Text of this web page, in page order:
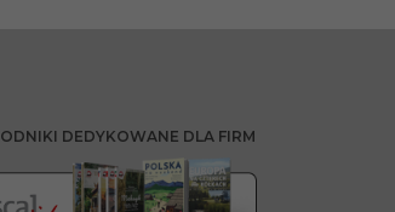
DEDYKOWANE DLA FIRM